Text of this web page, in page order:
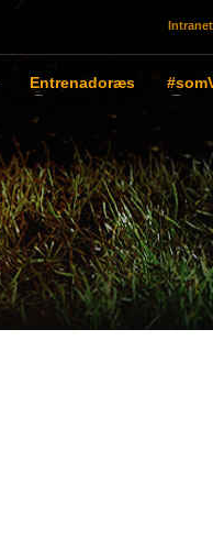
Intranet
Entrenadoræs